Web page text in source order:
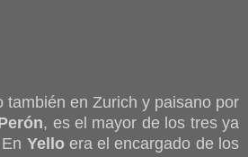
también en Zurich y paisano por
, es el mayor de los tres ya
Yelloera el encargado de los